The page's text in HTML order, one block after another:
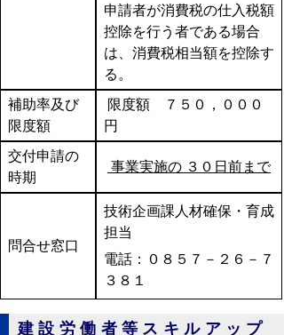
申請者が消費税の仕入税額
控除を行う者である場合
は、消費税相当額を控除す
る。
補助率及び
限度額
限度額 ７５０，０００
円
交付申請の
時期
事業実施の ３０日前まで
問合せ窓口
技術企画課人材確保・育成
担当
電話：０８５７－２６－７
３８１
建設労働者等スキルアップ